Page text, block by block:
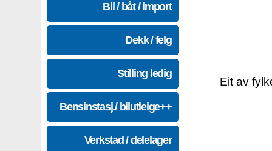
Bil / båt / import
Dekk / felg
Stilling ledig
Bensinstasj./ bilutleige++
Verkstad / delelager
Eit av